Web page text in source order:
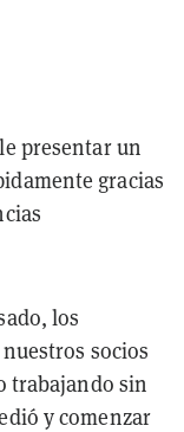
presentar un
gracias
los
socios
trabajando sin
y comenzar